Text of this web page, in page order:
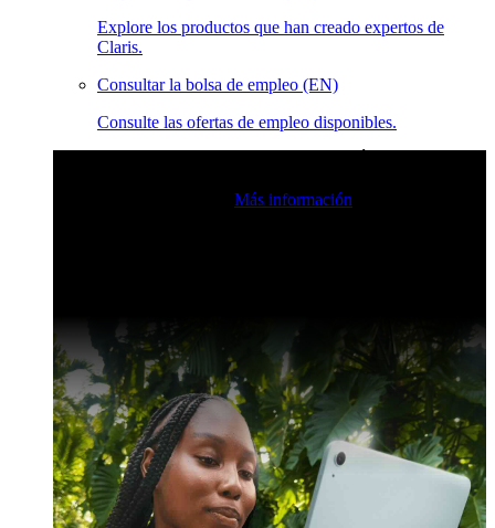
Explore los productos que han creado expertos de
Claris.
Consultar la bolsa de empleo (EN)
Consulte las ofertas de empleo disponibles.
Más información